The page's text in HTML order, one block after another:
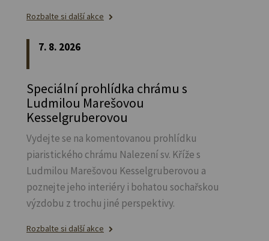
Rozbalte si další akce
7. 8. 2026
Speciální prohlídka chrámu s
Ludmilou Marešovou
Kesselgruberovou
Vydejte se na komentovanou prohlídku
piaristického chrámu Nalezení sv. Kříže s
Ludmilou Marešovou Kesselgruberovou a
poznejte jeho interiéry i bohatou sochařskou
výzdobu z trochu jiné perspektivy.
Rozbalte si další akce